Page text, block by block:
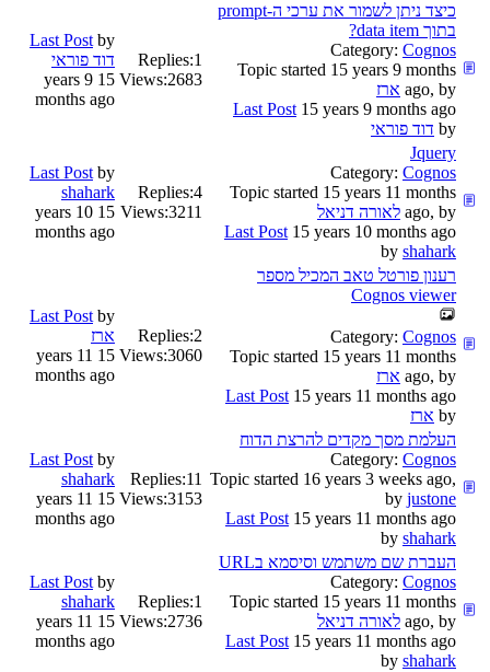
כיצד ניתן לשמור את ערכי ה-prompt
בתוך data item?
Category: Cognos
Topic started 15 years 9 months
ago, by ארז
Last Post 15 years 9 months ago
by דוד פוראי
Replies:1
Views:2683
Last Post by
דוד פוראי
15 years 9
months ago
Jquery
Category: Cognos
Topic started 15 years 11 months
ago, by לאורה דניאל
Last Post 15 years 10 months ago
by shahark
Replies:4
Views:3211
Last Post by
shahark
15 years 10
months ago
רענון פורטל טאב המכיל מספר
Cognos viewer
Category: Cognos
Topic started 15 years 11 months
ago, by ארז
Last Post 15 years 11 months ago
by ארז
Replies:2
Views:3060
Last Post by
ארז
15 years 11
months ago
העלמת מסך מקדים להרצת הדוח
Category: Cognos
Topic started 16 years 3 weeks ago,
by justone
Last Post 15 years 11 months ago
by shahark
Replies:11
Views:3153
Last Post by
shahark
15 years 11
months ago
העברת שם משתמש וסיסמא בURL
Category: Cognos
Topic started 15 years 11 months
ago, by לאורה דניאל
Last Post 15 years 11 months ago
by shahark
Replies:1
Views:2736
Last Post by
shahark
15 years 11
months ago